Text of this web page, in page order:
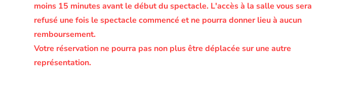
moins 15 minutes avant le début du spectacle. L'accès à la salle vous sera
refusé une fois le spectacle commencé et ne pourra donner lieu à aucun
remboursement.
Votre réservation ne pourra pas non plus être déplacée sur une autre
représentation.